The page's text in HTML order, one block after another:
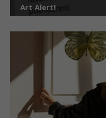
Art Alert!